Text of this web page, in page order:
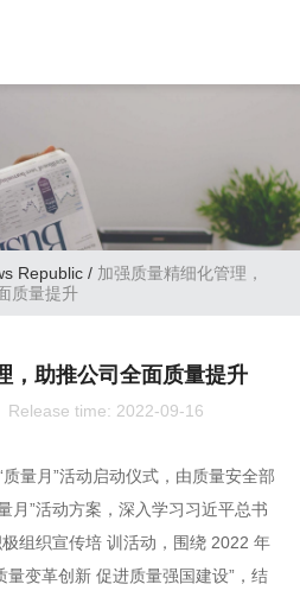
Republic / 加强质量精细化管理，
质量提升
，助推公司全面质量提升
Release time: 2022-09-16
量月”活动启动仪式，由质量安全部
月”活动方案，深入学习习近平总书
组织宣传培 训活动，围绕 2022 年
量变革创新 促进质量强国建设”，结